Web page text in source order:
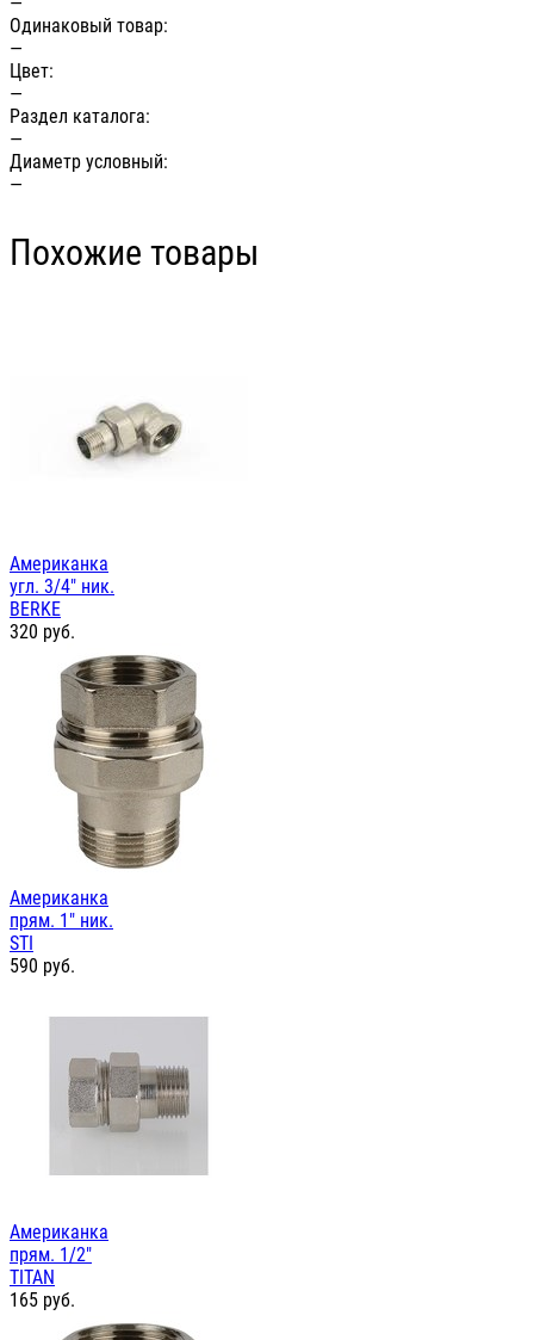
Одинаковый товар:
—
Цвет:
—
Раздел каталога:
—
Диаметр условный:
—
Похожие товары
Американка
угл. 3/4" ник.
BERKE
320 руб.
Американка
прям. 1" ник.
STI
590 руб.
Американка
прям. 1/2"
TITAN
165 руб.